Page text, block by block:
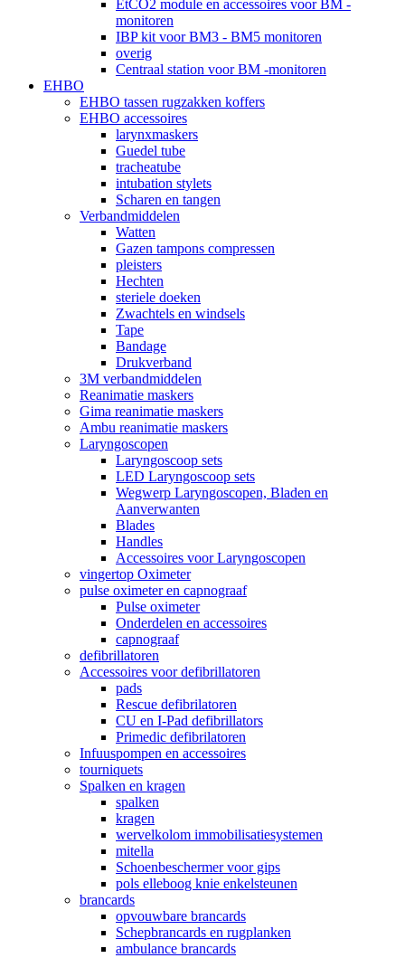
EtCO2 module en accessoires voor BM -
monitoren
IBP kit voor BM3 - BM5 monitoren
overig
Centraal station voor BM -monitoren
EHBO
EHBO tassen rugzakken koffers
EHBO accessoires
larynxmaskers
Guedel tube
tracheatube
intubation stylets
Scharen en tangen
Verbandmiddelen
Watten
Gazen tampons compressen
pleisters
Hechten
steriele doeken
Zwachtels en windsels
Tape
Bandage
Drukverband
3M verbandmiddelen
Reanimatie maskers
Gima reanimatie maskers
Ambu reanimatie maskers
Laryngoscopen
Laryngoscoop sets
LED Laryngoscoop sets
Wegwerp Laryngoscopen, Bladen en
Aanverwanten
Blades
Handles
Accessoires voor Laryngoscopen
vingertop Oximeter
pulse oximeter en capnograaf
Pulse oximeter
Onderdelen en accessoires
capnograaf
defibrillatoren
Accessoires voor defibrillatoren
pads
Rescue defibrilatoren
CU en I-Pad defibrillators
Primedic defibrilatoren
Infuuspompen en accessoires
tourniquets
Spalken en kragen
spalken
kragen
wervelkolom immobilisatiesystemen
mitella
Schoenbeschermer voor gips
pols elleboog knie enkelsteunen
brancards
opvouwbare brancards
Schepbrancards en rugplanken
ambulance brancards